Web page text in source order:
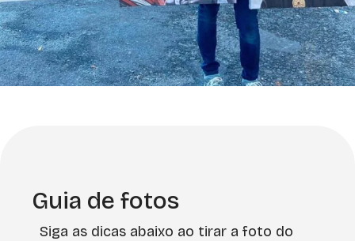
Guia de fotos
Siga as dicas abaixo ao tirar a foto do